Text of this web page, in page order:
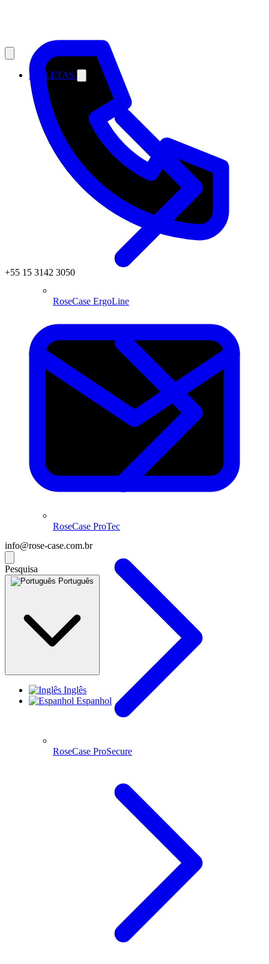
+55 15 3142 3050
info@rose-case.com.br
Pesquisa
Português
Inglês
Espanhol
MALETAS
RoseCase ErgoLine
RoseCase ProTec
RoseCase ProSecure